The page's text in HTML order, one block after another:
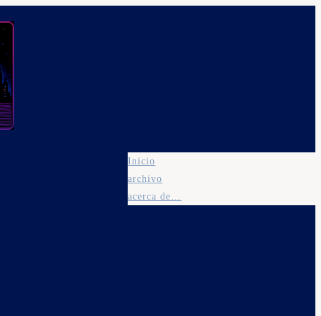
Inicio
archivo
acerca de…